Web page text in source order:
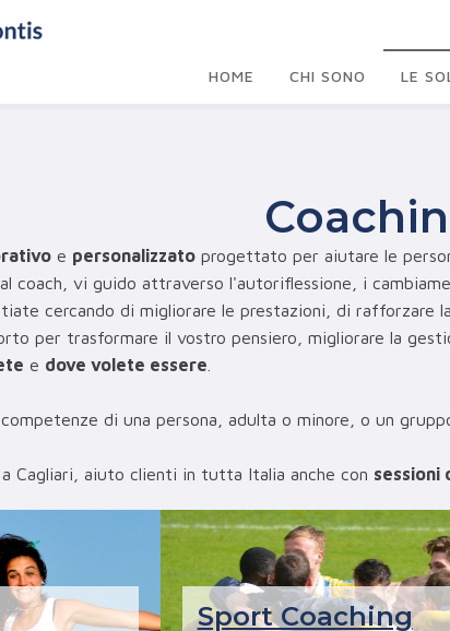
HOME CHI SONO LE
e personalizzato progettato per aiutare le
coach, vi guido attraverso l'autoriflessione, i
cercando di migliorare le prestazioni, di
per trasformare il vostro pensiero, migliorare la
e dove volete essere
di una persona, adulta o minore, o un
Cagliari, aiuto clienti in tutta Italia anche con sessioni
Sport Coaching